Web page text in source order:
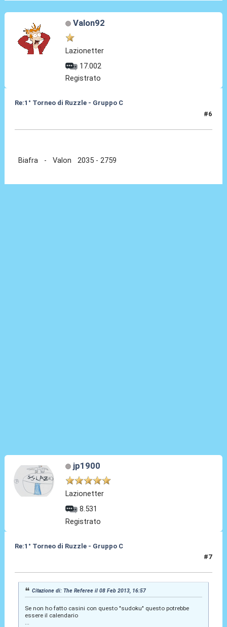
Valon92
Lazionetter
17.002
Registrato
Re:1° Torneo di Ruzzle - Gruppo C
#6
Biafra - Valon 2035 - 2759
jp1900
Lazionetter
8.531
Registrato
Re:1° Torneo di Ruzzle - Gruppo C
#7
Citazione di: The Referee il 08 Feb 2013, 16:57
Se non ho fatto casini con questo "sudoku" questo potrebbe
essere il calendario
...